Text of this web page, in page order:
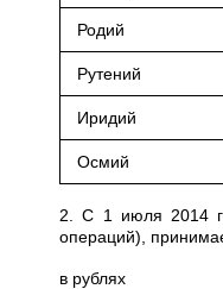
Родий
Рутений
Иридий
Осмий
2. С 1 июля 2014
операций),
в рублях